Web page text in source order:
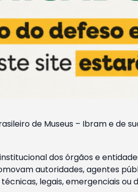
de Museus – Ibram e de
dos órgãos e
autoridades, agentes
legais, emergenciais ou